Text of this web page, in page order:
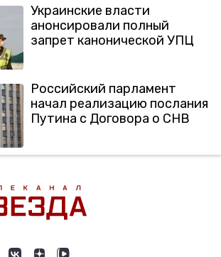
Украинские власти
анонсировали полный
запрет канонической УПЦ
Российский парламент
начал реализацию послания
Путина с Договора о СНВ